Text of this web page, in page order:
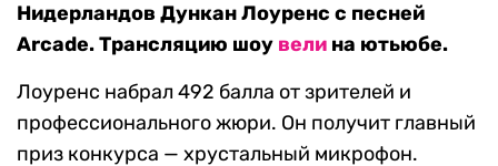
Нидерландов Дункан Лоуренс с песней
Arcade. Трансляцию шоу вели на ютьюбе.
Лоуренс набрал 492 балла от зрителей и
профессионального жюри. Он получит главный
приз конкурса — хрустальный микрофон.